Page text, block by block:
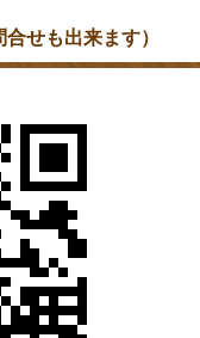
せも出来ます）